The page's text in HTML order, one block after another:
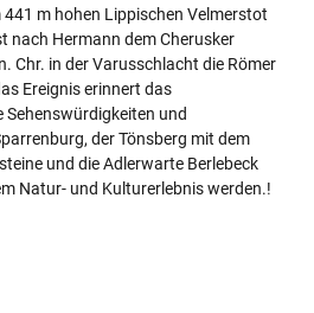
m hohen Lippischen Velmerstot
nach Hermann dem Cherusker
Chr. in der Varusschlacht die Römer
Ereignis erinnert das
Sehenswürdigkeiten und
der Tönsberg mit dem
und die Adlerwarte Berlebeck
Natur- und Kulturerlebnis werden.!